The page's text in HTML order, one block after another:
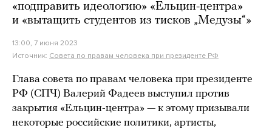
«подправить идеологию» «Ельцин-центра»
и «вытащить студентов из тисков „Медузы“»
13:00, 7 июня 2023
Источник: Совета по правам человека при президенте РФ
Глава совета по правам человека при президенте
РФ (СПЧ) Валерий Фадеев выступил против
закрытия «Ельцин-центра» — к этому призывали
некоторые российские политики, артисты,